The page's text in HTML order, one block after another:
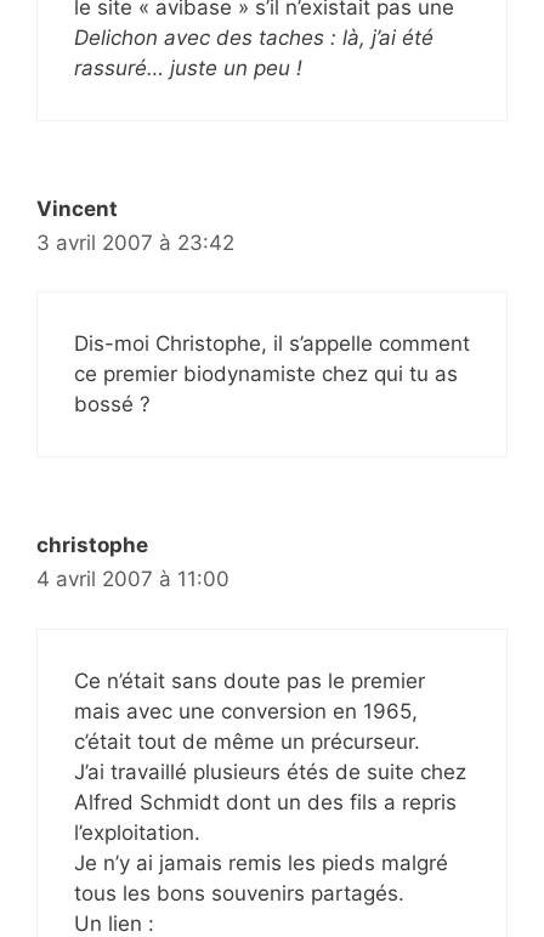
le site « avibase » s’il n’existait pas une
Delichon avec des taches : là, j’ai été
rassuré… juste un peu !
Vincent
3 avril 2007 à 23:42
Dis-moi Christophe, il s’appelle comment
ce premier biodynamiste chez qui tu as
bossé ?
christophe
4 avril 2007 à 11:00
Ce n’était sans doute pas le premier
mais avec une conversion en 1965,
c’était tout de même un précurseur.
J’ai travaillé plusieurs étés de suite chez
Alfred Schmidt dont un des fils a repris
l’exploitation.
Je n’y ai jamais remis les pieds malgré
tous les bons souvenirs partagés.
Un lien :